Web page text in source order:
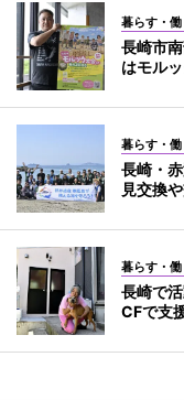
暮らす・働
長崎市
はモル
暮らす・働
長崎・
見交換
暮らす・働
長崎で
CFで支